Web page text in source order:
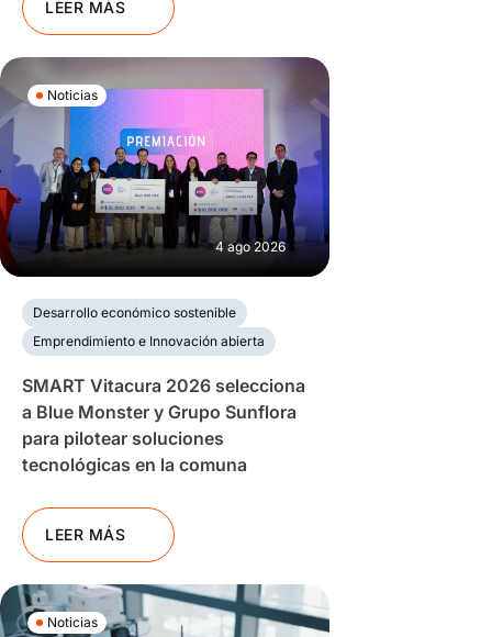
LEER MÁS
Noticias
4 ago 2026
Desarrollo económico sostenible
Emprendimiento e Innovación abierta
SMART Vitacura 2026 selecciona
a Blue Monster y Grupo Sunflora
para pilotear soluciones
tecnológicas en la comuna
LEER MÁS
Noticias